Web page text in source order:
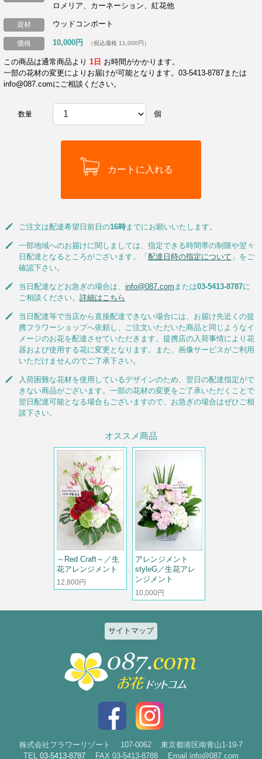
ロメリア、カーネーション、紅花他
資材 ウッドコンポート
価格 10,000円 （税込価格 11,000円）
この商品は通常商品より1日 お時間がかかります。
一部の花材の変更によりお届けが可能となります。03-5413-8787または
info@087.comにご相談ください。
数量 個
ご注文は配達希望日前日の16時までにお願いいたします。
一部地域へのお届けに関しましては、指定できる時間帯の制限や翌々
日配達となるところがございます。「 配達日時の指定について 」をご
確認下さい。
当日配達などお急ぎの場合は、 info@087.com または03-5413-8787に
ご相談ください。 詳細はこちら
当日配達等で当店から直接配達できない場合には、お届け先近くの提
携フラワーショップへ依頼し、ご注文いただいた商品と同じようなイ
メージのお花を配達させていただきます。提携店の入荷事情により花
器および使用する花に変更となります。また、画像サービスがご利用
いただけませんのでご了承下さい。
入荷困難な花材を使用しているデザインのため、翌日の配達指定がで
きない商品がございます。一部の花材の変更をご了承いただくことで
翌日配達可能となる場合もございますので、お急ぎの場合はぜひご相
談下さい。
オススメ商品
～Red Craft～／生
花アレンジメント
12,800円
アレンジメント
styleG／生花アレ
ンジメント
10,000円
サイトマップ
特集
2026ひまわりと夏の花特集
お祝い花特集～開店・移転・就
花束
個人のお客様
結婚記念日
入社・退職
結婚
出産
株式会社フラワーリゾート 107-0062
東京都港区南青山1-19-7
TEL03-5413-8787 FAX 03-5413-8788 Email info@087.com